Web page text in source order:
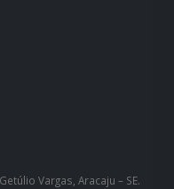
Vargas, Aracaju – SE.